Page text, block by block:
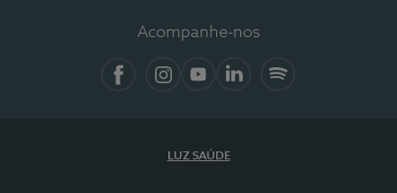
Acompanhe-nos
LUZ SAÚDE